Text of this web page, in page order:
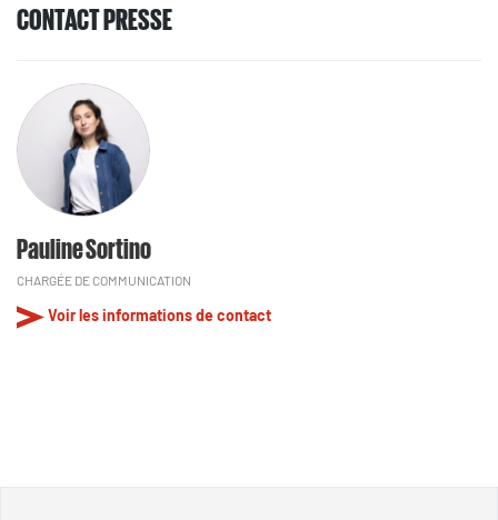
CONTACT PRESSE
Pauline Sortino
CHARGÉE DE COMMUNICATION
Voir les informations de contact